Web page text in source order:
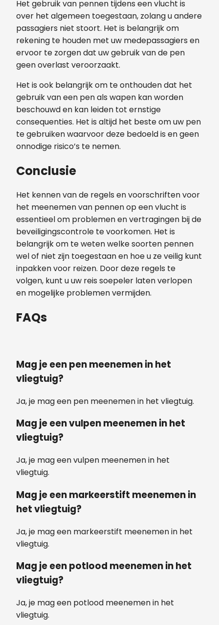
Het gebruik van pennen tijdens een vlucht is
over het algemeen toegestaan, zolang u andere
passagiers niet stoort. Het is belangrijk om
rekening te houden met uw medepassagiers en
ervoor te zorgen dat uw gebruik van de pen
geen overlast veroorzaakt.
Het is ook belangrijk om te onthouden dat het
gebruik van een pen als wapen kan worden
beschouwd en kan leiden tot ernstige
consequenties. Het is altijd het beste om uw pen
te gebruiken waarvoor deze bedoeld is en geen
onnodige risico’s te nemen.
Conclusie
Het kennen van de regels en voorschriften voor
het meenemen van pennen op een vlucht is
essentieel om problemen en vertragingen bij de
beveiligingscontrole te voorkomen. Het is
belangrijk om te weten welke soorten pennen
wel of niet zijn toegestaan ​​en hoe u ze veilig kunt
inpakken voor reizen. Door deze regels te
volgen, kunt u uw reis soepeler laten verlopen
en mogelijke problemen vermijden.
FAQs
Mag je een pen meenemen in het
vliegtuig?
Ja, je mag een pen meenemen in het vliegtuig.
Mag je een vulpen meenemen in het
vliegtuig?
Ja, je mag een vulpen meenemen in het
vliegtuig.
Mag je een markeerstift meenemen in
het vliegtuig?
Ja, je mag een markeerstift meenemen in het
vliegtuig.
Mag je een potlood meenemen in het
vliegtuig?
Ja, je mag een potlood meenemen in het
vliegtuig.